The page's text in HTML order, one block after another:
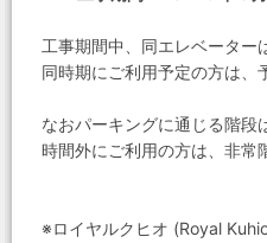
工事期間中、同エレベーター
同時期にご利用予定の方は、
なおパーキングに通じる階段
時間外にご利用の方は、非常
※ロイヤルクヒオ (Royal